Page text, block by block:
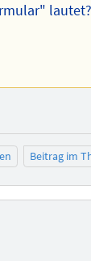
Beitrag im